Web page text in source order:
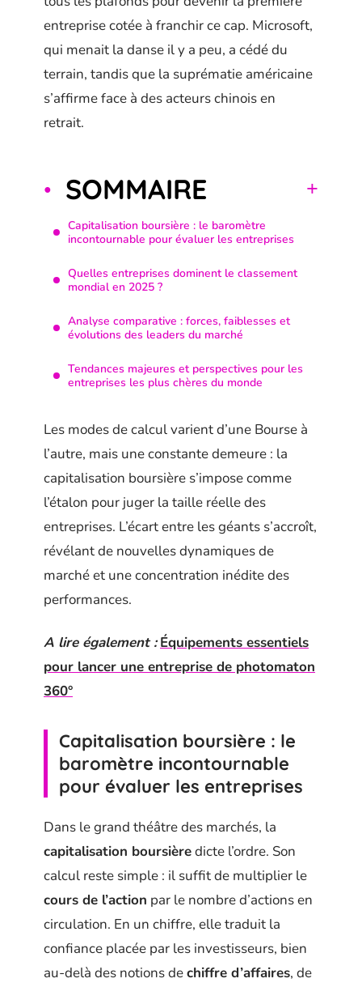
entreprise cotée à franchir ce cap. Microsoft,
qui menait la danse il y a peu, a cédé du
terrain, tandis que la suprématie américaine
s’affirme face à des acteurs chinois en
retrait.
SOMMAIRE
Capitalisation boursière : le baromètre
incontournable pour évaluer les entreprises
Quelles entreprises dominent le classement
mondial en 2025 ?
Analyse comparative : forces, faiblesses et
évolutions des leaders du marché
Tendances majeures et perspectives pour les
entreprises les plus chères du monde
Les modes de calcul varient d’une Bourse à
l’autre, mais une constante demeure : la
capitalisation boursière s’impose comme
l’étalon pour juger la taille réelle des
entreprises. L’écart entre les géants s’accroît,
révélant de nouvelles dynamiques de
marché et une concentration inédite des
performances.
A lire également : Équipements essentiels
pour lancer une entreprise de photomaton
360°
Capitalisation boursière : le
baromètre incontournable
pour évaluer les entreprises
Dans le grand théâtre des marchés, la
capitalisation boursièredicte l’ordre. Son
calcul reste simple : il suffit de multiplier le
cours de l’action par le nombre d’actions en
circulation. En un chiffre, elle traduit la
confiance placée par les investisseurs, bien
au-delà des notions dechiffre d’affaires, de